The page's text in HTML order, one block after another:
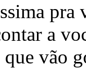
pra
a
que vão